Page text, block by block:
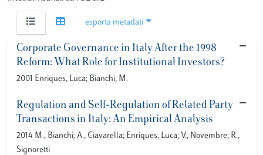
esporta metadati
Corporate Governance in Italy After the 1998
Reform: What Role for Institutional Investors?
2001 Enriques, Luca; Bianchi, M.
Regulation and Self-Regulation of Related Party
Transactions in Italy: An Empirical Analysis
2014 M., Bianchi; A., Ciavarella; Enriques, Luca; V., Novembre; R.,
Signoretti